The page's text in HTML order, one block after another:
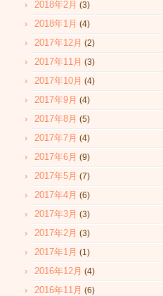
2018年2月 (3)
2018年1月 (4)
2017年12月 (2)
2017年11月 (3)
2017年10月 (4)
2017年9月 (4)
2017年8月 (5)
2017年7月 (4)
2017年6月 (9)
2017年5月 (7)
2017年4月 (6)
2017年3月 (3)
2017年2月 (3)
2017年1月 (1)
2016年12月 (4)
2016年11月 (6)